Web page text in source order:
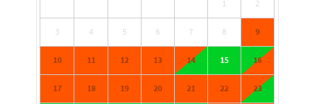
1 2
3 4 5 6 7 8 9
10 11 12 13 14 15 16
17 18 19 20 21 22 23